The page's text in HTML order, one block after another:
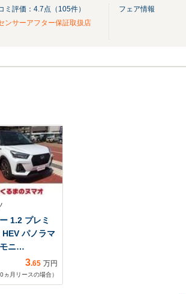
ミ評価： 4.7点（ 105件）
ンサーアフター保証取扱店
フェア情報
1.2 プレミ
HEV パノラマ
ニ…
3.65 万円
ヵ月リースの場合）